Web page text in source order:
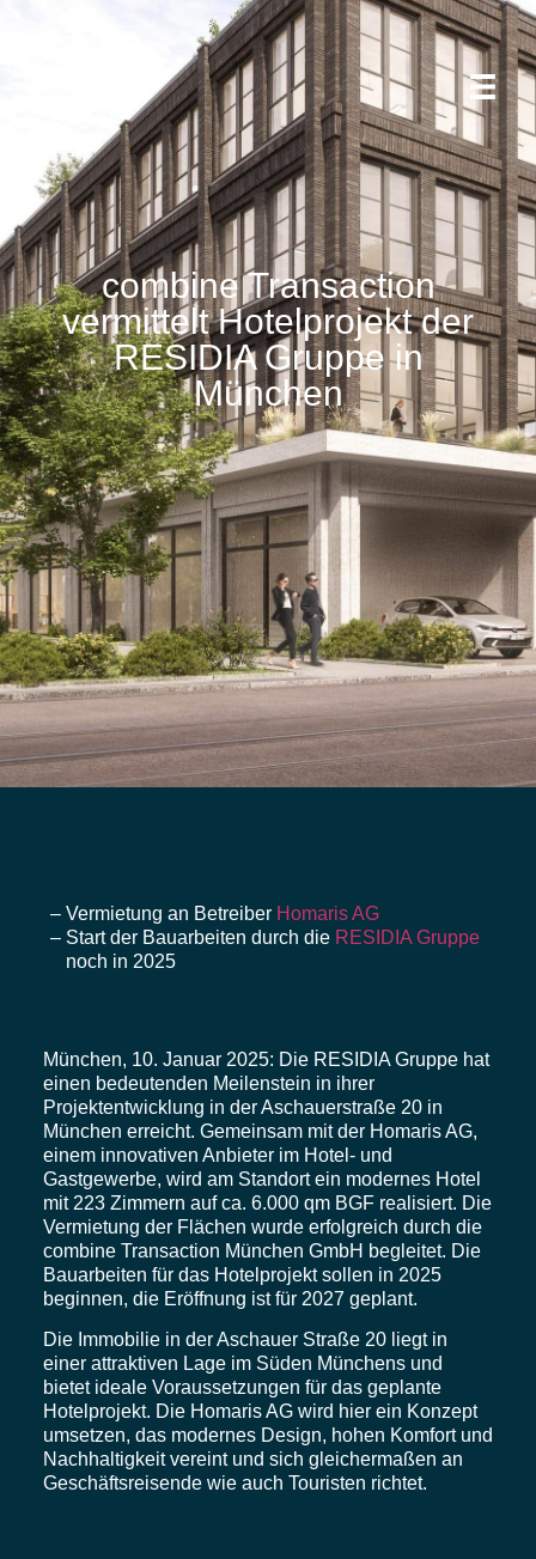
combine Transaction
vermittelt Hotelprojekt der
RESIDIA Gruppe in
München
Vermietung an Betreiber Homaris AG
Start der Bauarbeiten durch die RESIDIA Gruppe
noch in 2025
München, 10. Januar 2025: Die RESIDIA Gruppe hat
einen bedeutenden Meilenstein in ihrer
Projektentwicklung in der Aschauerstraße 20 in
München erreicht. Gemeinsam mit der Homaris AG,
einem innovativen Anbieter im Hotel- und
Gastgewerbe, wird am Standort ein modernes Hotel
mit 223 Zimmern auf ca. 6.000 qm BGF realisiert. Die
Vermietung der Flächen wurde erfolgreich durch die
combine Transaction München GmbH begleitet. Die
Bauarbeiten für das Hotelprojekt sollen in 2025
beginnen, die Eröffnung ist für 2027 geplant.
Die Immobilie in der Aschauer Straße 20 liegt in
einer attraktiven Lage im Süden Münchens und
bietet ideale Voraussetzungen für das geplante
Hotelprojekt. Die Homaris AG wird hier ein Konzept
umsetzen, das modernes Design, hohen Komfort und
Nachhaltigkeit vereint und sich gleichermaßen an
Geschäftsreisende wie auch Touristen richtet.